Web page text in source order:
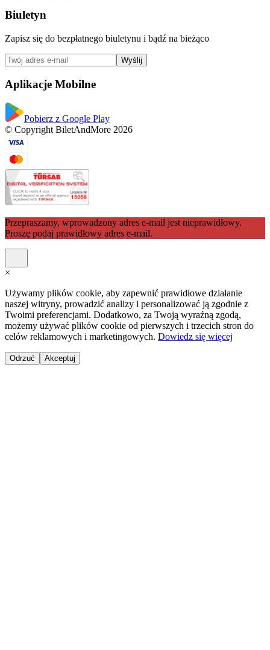
Biuletyn
Zapisz się do bezpłatnego biuletynu i bądź na bieżąco
Wyślij
Aplikacje Mobilne
Pobierz z Google Play
© Copyright BiletAndMore 2026
Przepraszamy, wprowadzony adres e-mail jest nieprawidłowy.
Proszę podaj prawidłowy adres e-mail.
×
Używamy plików cookie, aby zapewnić prawidłowe działanie
naszej witryny, prowadzić analizy i personalizować ją zgodnie z
Twoimi preferencjami. Dodatkowo, za Twoją wyraźną zgodą,
możemy używać plików cookie od pierwszych i trzecich stron do
celów reklamowych i marketingowych. Dowiedz się więcej
Odrzuć Akceptuj